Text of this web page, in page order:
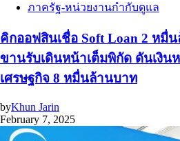
ภาครัฐ-หน่วยงานกำกับดูแล
คิกออฟสินเชื่อ Soft Loan 2 หมื่
ขานรับเดินหน้าเต็มพิกัด ดันเงิน
เศรษฐกิจ 8 หมื่นล้านบาท
byKhun Jarin
February 7, 2025